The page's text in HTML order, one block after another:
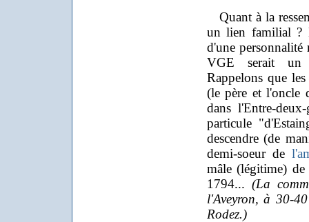
Quant à la
un lien familial ?
d'une
VGE serait un
Rappelons que
(le père et l'oncle
dans l'Entre-
particule
descendre (de
demi-soeur de
mâle (légitime)
1794... (La
l'Aveyron, à 30-
Rodez.)